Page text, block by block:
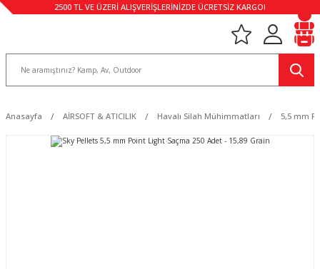
2500 TL VE ÜZERİ ALIŞVERİŞLERİNİZDE ÜCRETSİZ KARGO!
Anasayfa AİRSOFT & ATICILIK Havalı Silah Mühimmatları 5,5 mm